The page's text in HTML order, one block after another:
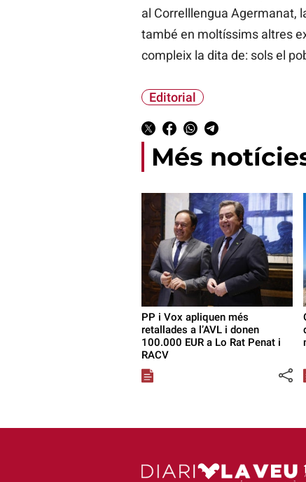
al Correlllengua Agermanat,
també en moltíssims altres
compleix la dita de: sols el
Editorial
Més
PP i Vox apliquen més
retallades a l’AVL i donen
100.000 EUR a Lo Rat Penat i
RACV